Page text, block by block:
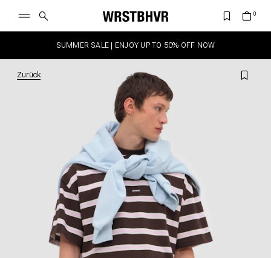
SUMMER SALE | ENJOY UP TO 50% OFF NOW
Zurück